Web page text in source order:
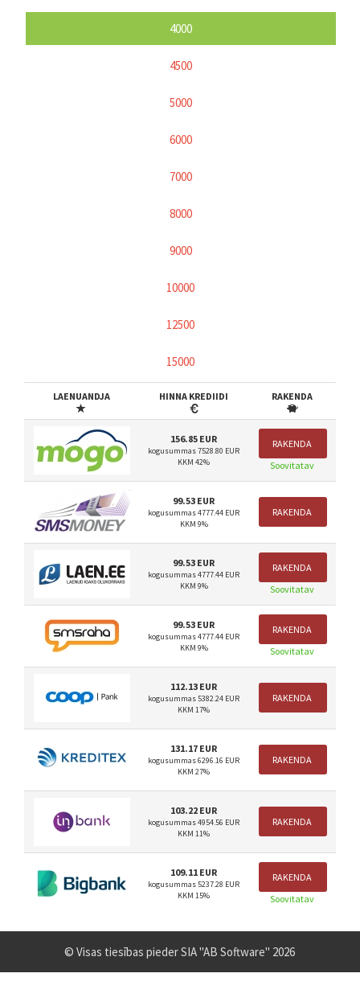
4000
4500
5000
6000
7000
8000
9000
10000
12500
15000
LAENUANDJA HINNA KREDIIDI RAKENDA
156.85 EUR
kogusummas 7528.80 EUR
KKM 42%
RAKENDA
Soovitatav
99.53 EUR
kogusummas 4777.44 EUR
KKM 9%
RAKENDA
99.53 EUR
kogusummas 4777.44 EUR
KKM 9%
RAKENDA
Soovitatav
99.53 EUR
kogusummas 4777.44 EUR
KKM 9%
RAKENDA
Soovitatav
112.13 EUR
kogusummas 5382.24 EUR
KKM 17%
RAKENDA
131.17 EUR
kogusummas 6296.16 EUR
KKM 27%
RAKENDA
103.22 EUR
kogusummas 4954.56 EUR
KKM 11%
RAKENDA
109.11 EUR
kogusummas 5237.28 EUR
KKM 15%
RAKENDA
Soovitatav
© Visas tiesības pieder SIA "AB Software" 2026